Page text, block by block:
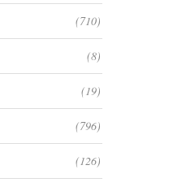
(710)
(8)
(19)
(796)
(126)